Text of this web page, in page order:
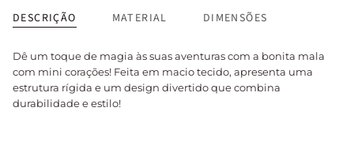
DESCRIÇÃO MATERIAL DIMENSÕES
Dê um toque de magia às suas aventuras com a bonita mala
com mini corações! Feita em macio tecido, apresenta uma
estrutura rígida e um design divertido que combina
durabilidade e estilo!